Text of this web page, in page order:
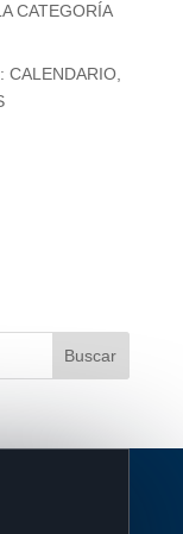
CATEGORÍA
CALENDARIO,